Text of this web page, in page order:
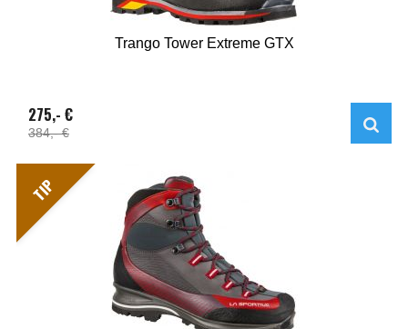
Trango Tower Extreme GTX
275,- €
384,- €
TIP